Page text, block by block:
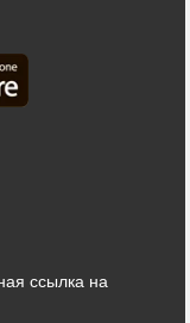
ссылка на